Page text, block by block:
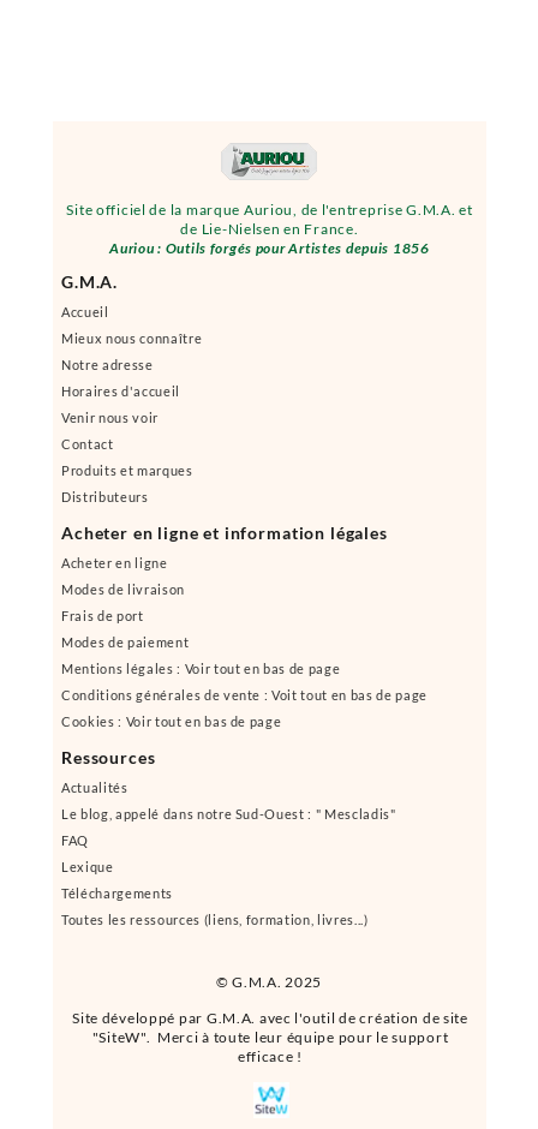
© G.M.A. 2025
Site officiel de la marque Auriou, de l'entreprise G.M.A. et
de Lie-Nielsen en France.
Auriou : Outils forgés pour Artistes depuis 1856
Site développé par G.M.A. avec l'outil de création de site
"SiteW". Merci à toute leur équipe pour le support
efficace !
G.M.A.
Accueil
Mieux nous connaître
Notre adresse
Horaires d'accueil
Venir nous voir
Contact
Produits et marques
Distributeurs
Acheter en ligne et information légales
Acheter en ligne
Modes de livraison
Frais de port
Modes de paiement
Mentions légales : Voir tout en bas de page
Conditions générales de vente : Voit tout en bas de page
Cookies : Voir tout en bas de page
Ressources
Actualités
Le blog, appelé dans notre Sud-Ouest : " Mescladis"
FAQ
Lexique
Téléchargements
Toutes les ressources (liens, formation, livres...)